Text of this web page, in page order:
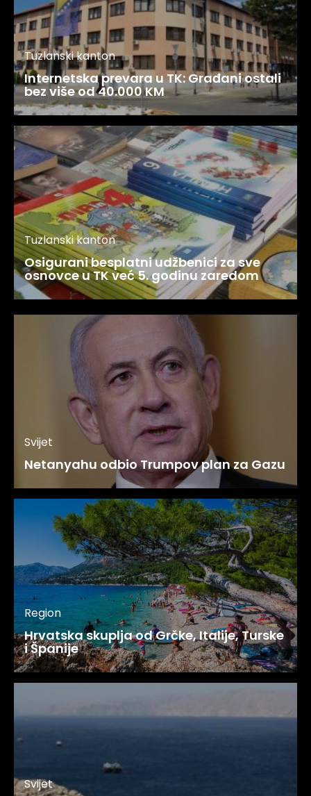
Tuzlanski kanton
Internetska prevara u TK: Građani ostali
bez više od 40.000 KM
Tuzlanski kanton
Osigurani besplatni udžbenici za sve
osnovce u TK već 5. godinu zaredom
Svijet
Netanyahu odbio Trumpov plan za Gazu
Region
Hrvatska skuplja od Grčke, Italije, Turske
i Španije
Svijet